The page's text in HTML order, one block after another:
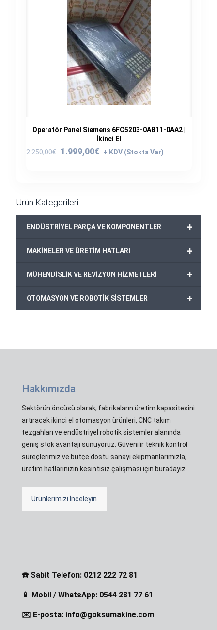
Operatör Panel Siemens 6FC5203-0AB11-0AA2 |
İkinci El
2.250,00€
Orijinal
1.999,00€
Şu
Ürün Kategorileri
+
ENDÜSTRİYEL PARÇA VE KOMPONENTLER
+
MAKİNELER VE ÜRETİM HATLARI
+
MÜHENDİSLİK VE REVİZYON HİZMETLERİ
+
OTOMASYON VE ROBOTİK SİSTEMLER
Hakkımızda
Sektörün öncüsü olarak, fabrikaların üretim kapasitesini
artıracak ikinci el otomasyon ürünleri, CNC takım
tezgahları ve endüstriyel robotik sistemler alanında
geniş stok avantajı sunuyoruz. Güvenilir teknik kontrol
süreçlerimiz ve bütçe dostu sanayi ekipmanlarımızla,
üretim hatlarınızın kesintisiz çalışması için buradayız.
Ürünlerimizi İnceleyin
☎️ Sabit Telefon: 0212 222 72 81
📱 Mobil / WhatsApp: 0544 281 77 61
✉️ E-posta: info@goksumakine.com